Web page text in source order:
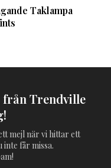
Taklampa
från Trendville
mejl när vi hittar ett
får missa.